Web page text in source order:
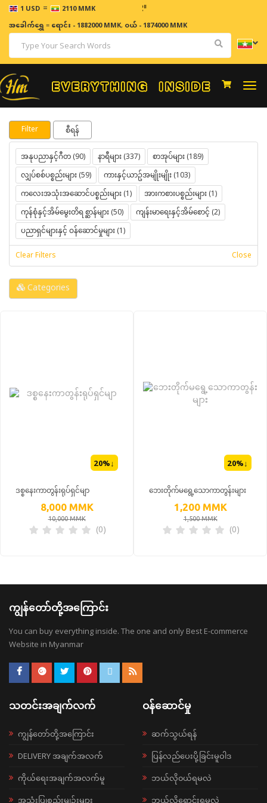
1 USD = 2110 MMK
အခေါက်ရွှေ=ရောင်း - 1882000 MMK, ဝယ် - 1874000 MMK
Filter စီရန်
အနုပညာနှင့်ဂီတ (90) နာရီများ (337)
စာအုပ်များ (189)
လျှပ်စစ်ပစ္စည်းများ (59)
ကားနှင့်ယာဥ်အမျိုးမျိုး (103)
ကလေးအသုံးအဆောင်ပစ္စည်းများ (1)
အားကစားပစ္စည်းများ (1)
ကုန်စုံနှင့်အိမ်မွေးတိရစ္ဆာန်များ (50)
ကျန်းမာရေးနှင့်အိမ်စောင့် (2)
ပညာရှင်များနှင့် ဝန်ဆောင်မှုများ (1)
Clear Filters Close
Categories
20%↓
ဒစ္စနေးကာတွန်းရုပ်ရှင်မျာ
8,000 MMK
10,000 MMK
(0)
20%↓
ဘေးတိုက်မရွေ့သောကာတွန်းများ
1,200 MMK
1,500 MMK
(0)
ကျွန်တော်တို့အကြောင်း
You can buy everything inside. The one and only Best E-commerce
Website in Myanmar
သတင်းအချက်လက်
ကျွန်တော်တို့အကြောင်း
DELIVERY အချက်အလက်
ကိုယ်ရေးအချက်အလက်မူ
အသုံးပြုစည်းမျဉ်းများ
ဝန်ဆောင်မှု
ဆက်သွယ်ရန်
ပြန်လည်ပေးပို့ခြင်းမူဝါဒ
ဘယ်လို၀ယ်ရမလဲ
ဘယ်လိုရောင်းရမလဲ